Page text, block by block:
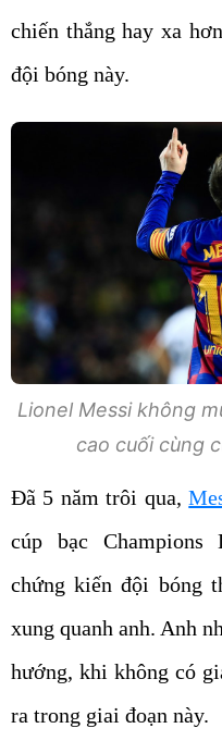
chiến thắng hay xa
đội bóng này.
Lionel Messi không
cao cuối cùng
Đã 5 năm trôi qua,
cúp bạc Champions
chứng kiến đội bóng
xung quanh anh. Anh
hướng, khi không có
ra trong giai đoạn này.